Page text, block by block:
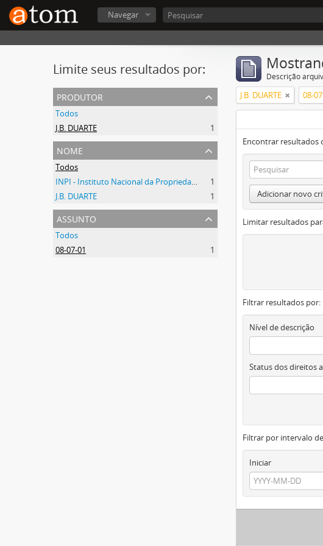
Navegar
Limite seus resultados por:
produtor
Todos
J.B. DUARTE
1
nome
Todos
INPI - Instituto Nacional da Propriedade Industrial
1
J.B. DUARTE
1
assunto
Todos
08-07-01
1
Descrição
J.B. DUARTE 08-
Encontrar resultados
Adicionar novo
Limitar resultados
Filtrar resultados por:
Nível de descrição
Status dos direitos
Filtrar por intervalo
Iniciar